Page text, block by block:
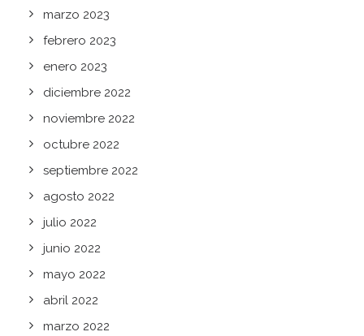
marzo 2023
febrero 2023
enero 2023
diciembre 2022
noviembre 2022
octubre 2022
septiembre 2022
agosto 2022
julio 2022
junio 2022
mayo 2022
abril 2022
marzo 2022